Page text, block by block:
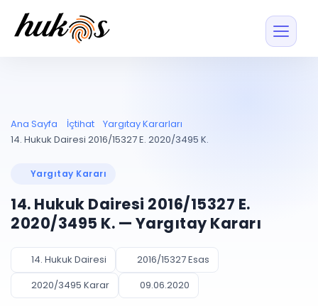
Entegrasyonu
UYAP ile otomatik
UYAP Evrak
Entegrasyonu
UETS Entegrasyonu
Tebligatları anında
Müvekkil ve taraf
Vekalet
PLANLAMA & TAKİP
Pano ve Takip
AKILLI & FİNANS
Blog
Ücretsiz Başlayın Giriş Yap
Ana Sayfa İçtihat
Yargıtay Kararları
14. Hukuk Dairesi 2016/15327 E. 2020/3495 K.
Yargıtay Kararı
14. Hukuk Dairesi 2016/15327 E.
2020/3495 K. — Yargıtay Kararı
14. Hukuk Dairesi
2016/15327 Esas
2020/3495 Karar
09.06.2020